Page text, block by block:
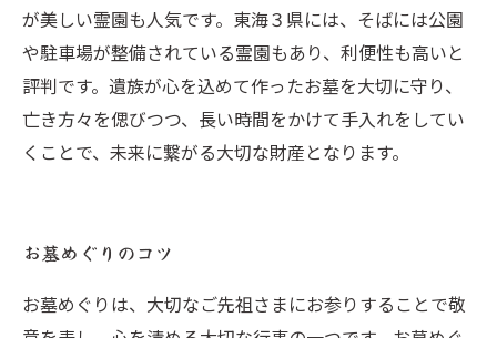
が美しい霊園も人気です。東海３県には、そばには公園
や駐車場が整備されている霊園もあり、利便性も高いと
評判です。遺族が心を込めて作ったお墓を大切に守り、
亡き方々を偲びつつ、長い時間をかけて手入れをしてい
くことで、未来に繋がる大切な財産となります。
お墓めぐりのコツ
お墓めぐりは、大切なご先祖さまにお参りすることで敬